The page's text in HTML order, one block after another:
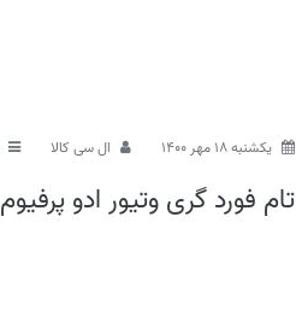
يكشنبه 18 مهر 1400 ال سی کالا
تام فورد گری وتیور ادو پرفیوم